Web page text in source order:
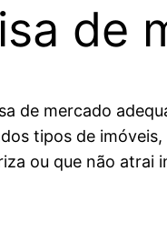
de
de mercado
tipos de
ou que não atrai